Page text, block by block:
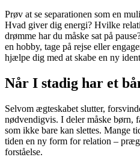
Prøv at se separationen som en
Hvad giver dig energi? Hvilke
drømme har du måske sat på
en hobby, tage på rejse eller
hjælpe dig med at skabe en ny
Når I stadig har et
Selvom ægteskabet slutter,
nødvendigvis. I deler måske børn,
som ikke bare kan slettes. Mange
tiden en ny form for relation –
forståelse.